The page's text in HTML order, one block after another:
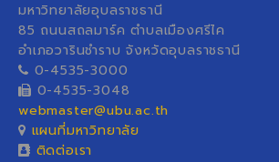
มหาวิทยาลัยอุบลราชธานี
85 ถนนสถลมาร์ค ตำบลเมืองศรีไค
อำเภอวารินชำราบ จังหวัดอุบลราชธานี
0-4535-3000
0-4535-3048
webmaster@ubu.ac.th
แผนที่มหาวิทยาลัย
ติดต่อเรา